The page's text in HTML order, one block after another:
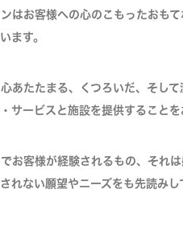
ンはお客様への心のこもったおも
ます。
あたたまる、くつろいだ、そし
サービスと施設を提供することを
お客様が経験されるもの、それ
れない願望やニーズをも先読み